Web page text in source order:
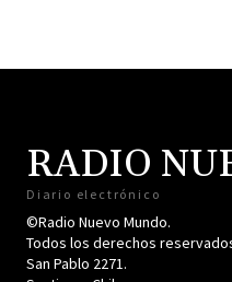
RADIO
Diario electrónico
©Radio Nuevo Mundo.
Todos los derechos
San Pablo 2271.